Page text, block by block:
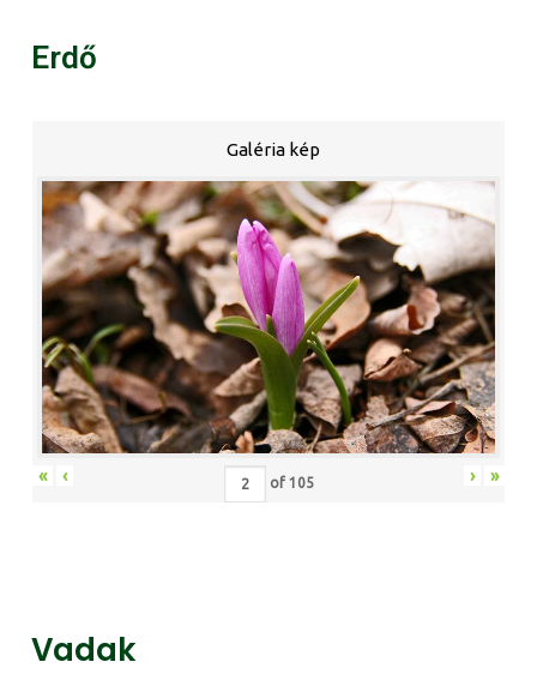
Erdő
Galéria kép
« ‹ of 105 › »
Vadak